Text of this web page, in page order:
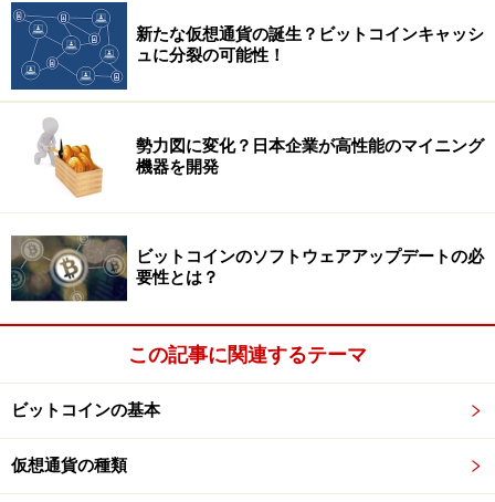
イトニング・ネットワークが実現されれば、こうした
く少額の送金も可能となります。
ットワークですが、その実現化には導入のための前段階
としてSegwitの実装が必要です。Segwitとは取引サイズ
を圧縮し、メインのブロックチェーン上で行う取引をブ
ロックチェーンの外（オフチェーンと呼びます）で行う
ことのできる技術です。
このSegwitが2017年8月に実装され、2018年1月には米
国の大手仮想通貨取引所兼ウォレット企業である
CoinbaseがSegwit対応を開始しました。また、2018年2
月にはビットコインのメインクライアントであるBitcoin
Core（ビットコインコア）の最新バージョン「Bitcoin
新たな仮想通貨の誕生？ビットコインキャッシ
ュに分裂の可能性！
勢力図に変化？日本企業が高性能のマイニング
機器を開発
ビットコインのソフトウェアアップデートの必
要性とは？
この記事に関連するテーマ
ビットコインの基本
仮想通貨の種類